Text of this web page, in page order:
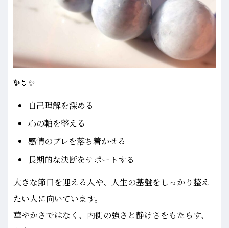
✨🌷✨
自己理解を深める
心の軸を整える
感情のブレを落ち着かせる
長期的な決断をサポートする
大きな節目を迎える人や、人生の基盤をしっかり整え
たい人に向いています。
華やかさではなく、内側の強さと静けさをもたらす、